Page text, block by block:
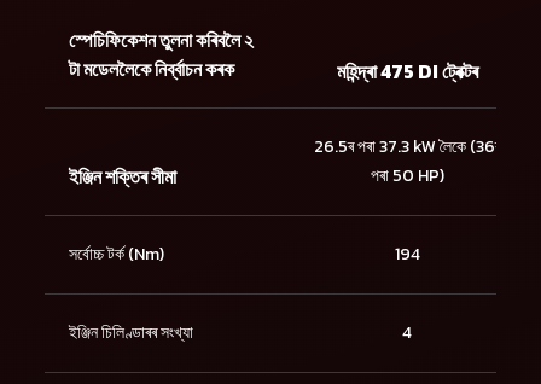
স্পেচিফিকেশন তুলনা কৰিবলৈ ২
টা মডেললৈকে নিৰ্ব্বাচন কৰক
মহিন্দ্ৰা 475 DI ট্ৰেক্টৰ
ইঞ্জিন শক্তিৰ সীমা
26.5ৰ পৰা 37.3 kW লৈকে (36ৰ
পৰা 50 HP)
সৰ্বোচ্চ টৰ্ক (Nm) 194
ইঞ্জিন চিলিণ্ডাৰৰ সংখ্যা 4